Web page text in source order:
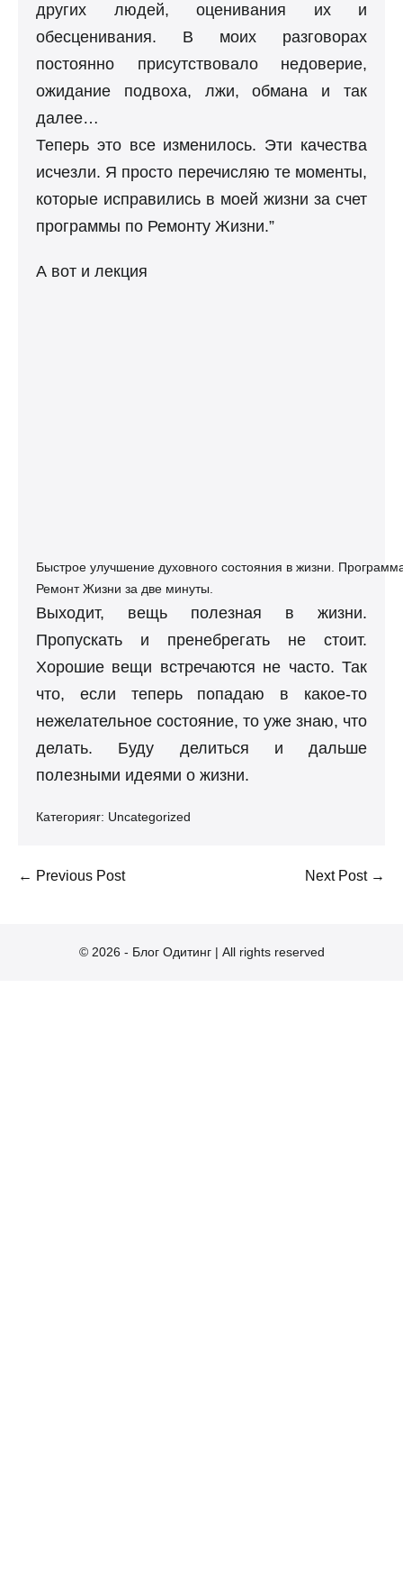
других людей, оценивания их и
обесценивания. В моих разговорах
постоянно присутствовало недоверие,
ожидание подвоха, лжи, обмана и так
далее…
Теперь это все изменилось. Эти качества
исчезли. Я просто перечисляю те моменты,
которые исправились в моей жизни за счет
программы по Ремонту Жизни.”
А вот и лекция
Быстрое улучшение духовного состояния в жизни.
Ремонт Жизни за две минуты.
Выходит, вещь полезная в жизни.
Пропускать и пренебрегать не стоит.
Хорошие вещи встречаются не часто. Так
что, если теперь попадаю в какое-то
нежелательное состояние, то уже знаю, что
делать. Буду делиться и дальше
полезными идеями о жизни.
Категорияr: Uncategorized
Post
← Previous Post Next Post →
© 2026 - Блог Одитинг | All rights reserved